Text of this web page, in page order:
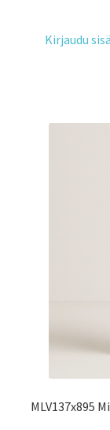
Kirjaudu
MLV137x895